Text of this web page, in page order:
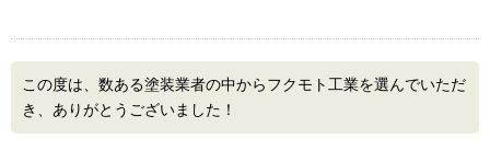
この度は、数ある塗装業者の中からフクモト工業を選んでいただ
き、ありがとうございました！